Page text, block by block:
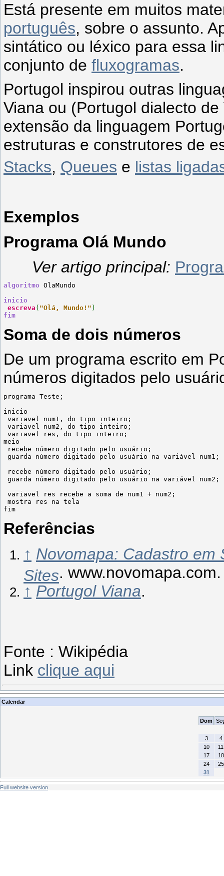
Está presente em muitos
português, sobre o assunto.
sintático ou léxico para essa
conjunto de fluxogramas.
Portugol inspirou outras
Viana ou (Portugol dialecto
extensão da linguagem
estruturas e construtores de
Stacks, Queues e listas
Exemplos
Programa Olá Mundo
Ver artigo principal:
algoritmo OlaMundo
inicio
escreva ( "Olá, Mundo!" )
fim
Soma de dois números
De um programa escrito em
números digitados pelo
programa Teste;
inicio
variavel num1, do tipo inteiro;
variavel num2, do tipo inteiro;
variavel res, do tipo inteiro;
meio
recebe número digitado pelo usuário;
guarda número digitado pelo usuário na variável num1;
recebe número digitado pelo usuário;
guarda número digitado pelo usuário na variável num2;
variavel res recebe a soma de num1 + num2;
mostra res na tela
Referências
↑ Novomapa: Cadastro em
Sites. www.novomapa.com.
↑ Portugol Viana.
Fonte : Wikipédia
Link clique aqui
Calendar
Dom
3
4
10
11
17
18
24
25
31
Full website version